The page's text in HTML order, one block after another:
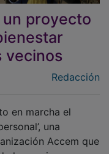
proyecto
vecinos
una
Accem que
los vecinos y